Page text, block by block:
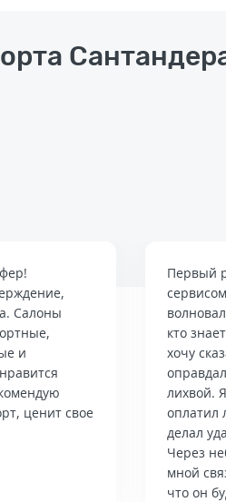
Салоны
и
ценит свое
Первый
кто
хочу
лихвой.
оплатил
делал
Через
мной
что он